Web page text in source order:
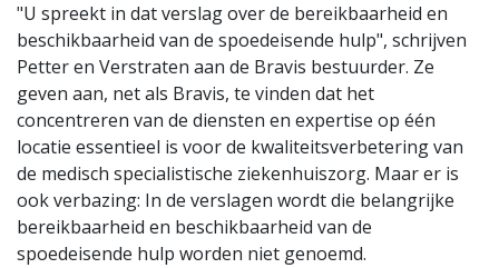
"U spreekt in dat verslag over de bereikbaarheid en
beschikbaarheid van de spoedeisende hulp", schrijven
Petter en Verstraten aan de Bravis bestuurder. Ze
geven aan, net als Bravis, te vinden dat het
concentreren van de diensten en expertise op één
locatie essentieel is voor de kwaliteitsverbetering van
de medisch specialistische ziekenhuiszorg. Maar er is
ook verbazing: In de verslagen wordt die belangrijke
bereikbaarheid en beschikbaarheid van de
spoedeisende hulp worden niet genoemd.